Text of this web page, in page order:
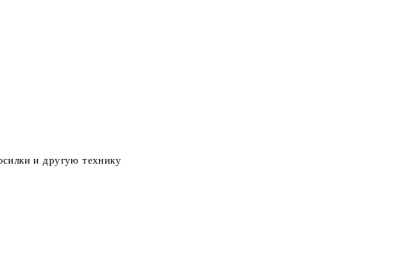
и другую технику